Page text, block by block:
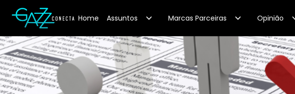
Your Company Home Assuntos Marcas Parceiras Opinião